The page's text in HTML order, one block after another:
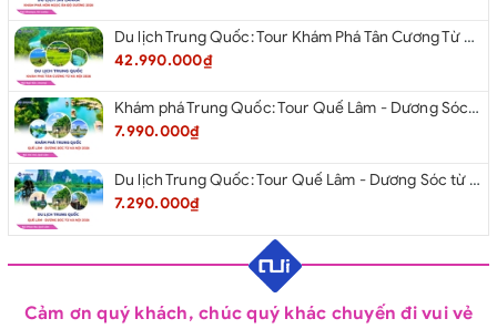
Du lịch Trung Quốc: Tour Khám Phá Tân Cương Từ Hà Nội 2026
42.990.000₫
Khám phá Trung Quốc: Tour Quế Lâm - Dương Sóc từ Hà Nội 2026
7.990.000₫
Du lịch Trung Quốc: Tour Quế Lâm - Dương Sóc từ Hà Nội 2026
7.290.000₫
Cảm ơn quý khách, chúc quý khác chuyến đi vui vẻ